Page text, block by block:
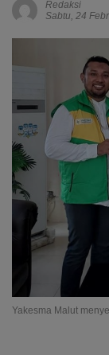
Redaksi
Sabtu, 24
Yakesma Malut